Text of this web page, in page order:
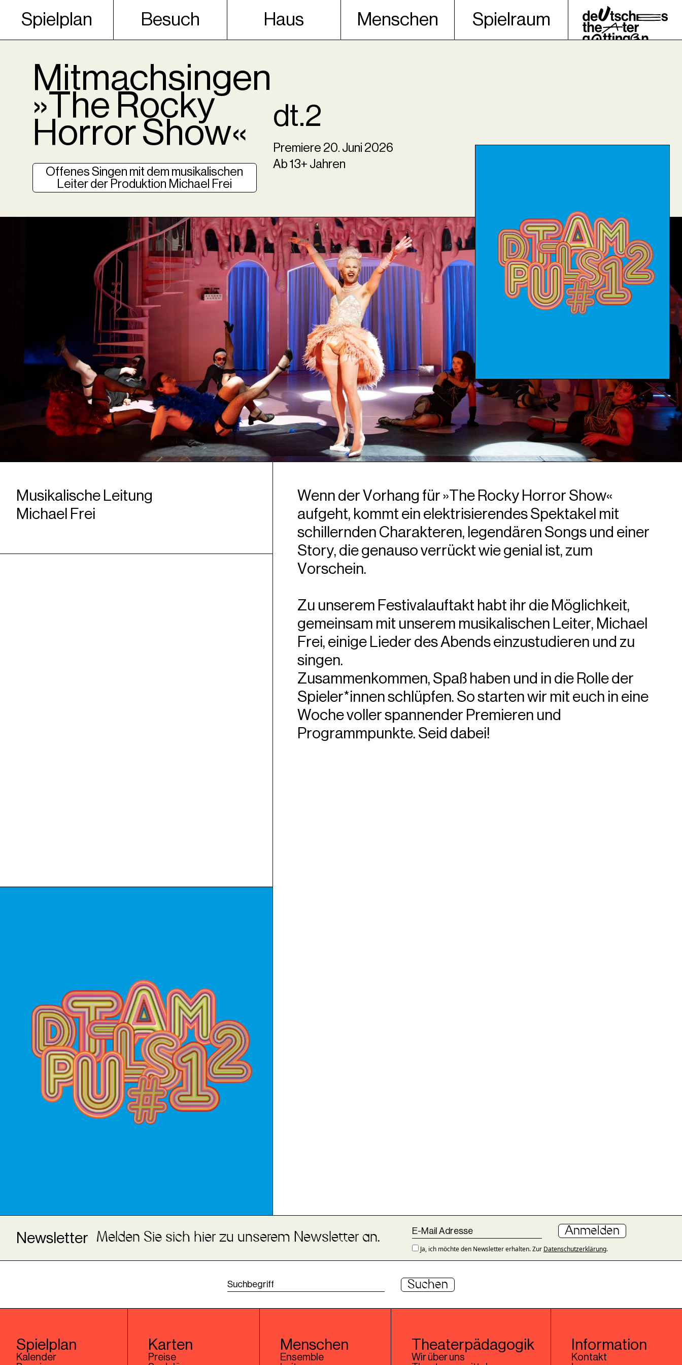
Spielplan Besuch Haus Menschen Spielraum
Mitmachsingen
»The Rocky
Horror Show«
Offenes Singen mit dem musikalischen
Leiter der Produktion Michael Frei
dt.2
Premiere 20. Juni 2026
Ab 13+ Jahren
Musikalische Leitung
Michael Frei
Wenn der Vorhang für »The Rocky Horror Show«
aufgeht, kommt ein elektrisierendes Spektakel mit
schillernden Charakteren, legendären Songs und einer
Story, die genauso verrückt wie genial ist, zum
Vorschein.
Zu unserem Festivalauftakt habt ihr die Möglichkeit,
gemeinsam mit unserem musikalischen Leiter, Michael
Frei, einige Lieder des Abends einzustudieren und zu
singen.
Zusammenkommen, Spaß haben und in die Rolle der
Spieler*innen schlüpfen. So starten wir mit euch in eine
Woche voller spannender Premieren und
Programmpunkte. Seid dabei!
Newsletter Melden Sie sich hier zu unserem Newsletter an. Anmelden
Ja, ich möchte den Newsletter erhalten. Zur Datenschutzerklärung.
Suchen
Spielplan
Kalender
Karten
Preise
Menschen
Ensemble
Theaterpädagogik
Wir über uns
Information
Kontakt